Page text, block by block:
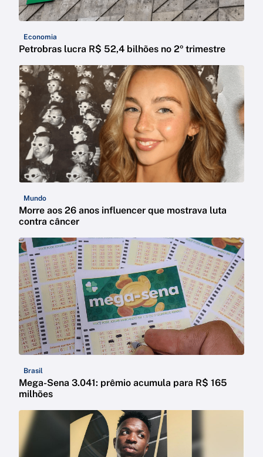
Economia
Petrobras lucra R$ 52,4 bilhões no 2º trimestre
Mundo
Morre aos 26 anos influencer que mostrava luta
contra câncer
Brasil
Mega-Sena 3.041: prêmio acumula para R$ 165
milhões